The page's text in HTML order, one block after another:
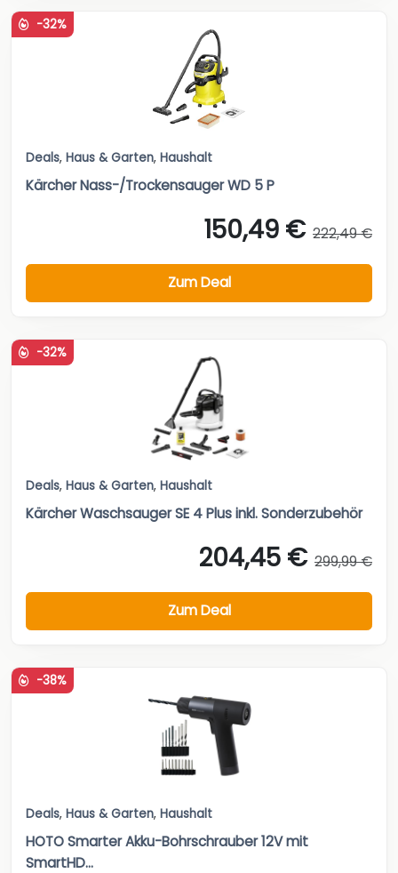
-32%
Deals, Haus & Garten, Haushalt
Kärcher Nass-/Trockensauger WD 5 P
150,49 € 222,49 €
Zum Deal
-32%
Deals, Haus & Garten, Haushalt
Kärcher Waschsauger SE 4 Plus inkl. Sonderzubehör
204,45 € 299,99 €
Zum Deal
-38%
Deals, Haus & Garten, Haushalt
HOTO Smarter Akku-Bohrschrauber 12V mit
SmartHD...